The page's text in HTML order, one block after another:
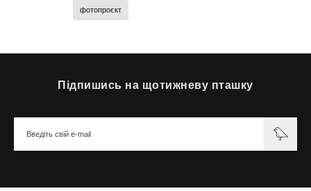
фотопроєкт
Підпишись на щотижневу пташку